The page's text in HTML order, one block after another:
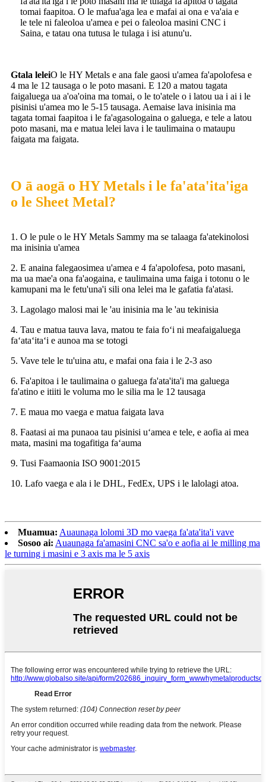
tomai faapitoa. O le mafua'aga lea e mafai ai ona e va'aia e
le tele ni faleoloa u'amea e pei o faleoloa masini CNC i
Saina, e tatau ona tutusa le tulaga i isi atunu'u.
Gtala leleiO le HY Metals e ana fale gaosi u'amea fa'apolofesa e
4 ma le 12 tausaga o le poto masani. E 120 a matou tagata
faigaluega ua a'oa'oina ma tomai, o le to'atele o i latou ua i ai i le
pisinisi u'amea mo le 5-15 tausaga. Aemaise lava inisinia ma
tagata tomai faapitoa i le fa'agasologaina o galuega, e tele a latou
poto masani, ma e matua lelei lava i le taulimaina o mataupu
faigata ma faigata.
O ā aogā o HY Metals i le fa'ata'ita'iga
o le Sheet Metal?
1. O le pule o le HY Metals Sammy ma se talaaga fa'atekinolosi
ma inisinia u'amea
2. E anaina falegaosimea u'amea e 4 fa'apolofesa, poto masani,
ma ua mae'a ona fa'aogaina, e taulimaina uma faiga i totonu o le
kamupani ma le fetu'una'i sili ona lelei ma le gafatia fa'atasi.
3. Lagolago malosi mai le 'au inisinia ma le 'au tekinisia
4. Tau e matua tauva lava, matou te faia foʻi ni meafaigaluega
faʻataʻitaʻi e aunoa ma se totogi
5. Vave tele le tu'uina atu, e mafai ona faia i le 2-3 aso
6. Fa'apitoa i le taulimaina o galuega fa'ata'ita'i ma galuega
fa'atino e itiiti le voluma mo le silia ma le 12 tausaga
7. E maua mo vaega e matua faigata lava
8. Faatasi ai ma punaoa tau pisinisi uʻamea e tele, e aofia ai mea
mata, masini ma togafitiga faʻauma
9. Tusi Faamaonia ISO 9001:2015
10. Lafo vaega e ala i le DHL, FedEx, UPS i le lalolagi atoa.
Muamua: Auaunaga lolomi 3D mo vaega fa'ata'ita'i vave
Sosoo ai: Auaunaga fa'amasini CNC sa'o e aofia ai le milling ma
le turning i masini e 3 axis ma le 5 axis